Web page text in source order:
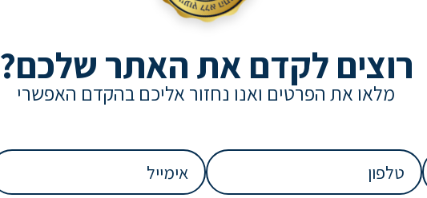
רוצים לקדם את האתר שלכם?
מלאו את הפרטים ואנו נחזור אליכם בהקדם האפשרי
טלפון
(חובה)
אימייל
(חובה)